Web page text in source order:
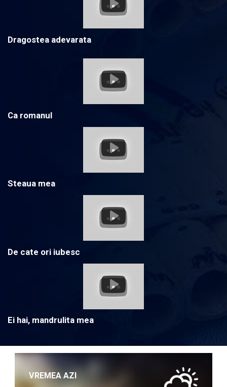
Dragostea adevarata
Ca romanul
Steaua mea
De cate ori iubesc
Ei hai, mandrulita mea
VREMEA AZI